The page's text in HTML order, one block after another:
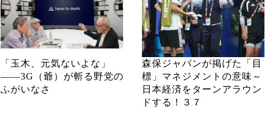
「玉木、元気ないよな」
――3G（爺）が斬る野党の
ふがいなさ
森保ジャパンが掲げた「目
標」マネジメントの意味～
日本経済をターンアラウン
ドする！３７